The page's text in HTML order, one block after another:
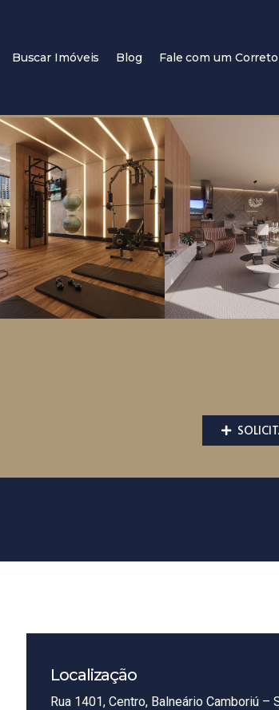
Buscar Imóveis Blog Fale com um
Localização
Rua 1401, Centro, Balneário Camboriú –